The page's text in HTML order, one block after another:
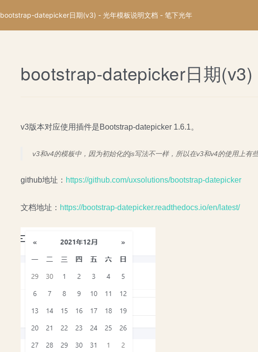
bootstrap-datepicker日期(v3) - 光年模板说明文档 - 笔下光年
bootstrap-datepicker日期(v3)
v3版本对应使用插件是Bootstrap-datepicker 1.6.1。
v3和v4的模板中，因为初始化的js写法不一样，所以在v3和v4的使用上有
github地址： https://github.com/uxsolutions/bootstrap-datepicker
文档地址： https://bootstrap-datepicker.readthedocs.io/en/latest/